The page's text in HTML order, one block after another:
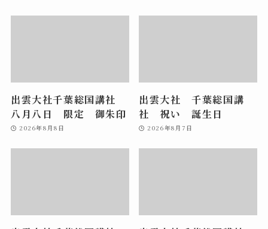
出雲大社千葉総国講社
八月八日 限定 御朱印
2026年8月8日
出雲大社 千葉総国講
社 祝い 誕生日
2026年8月7日